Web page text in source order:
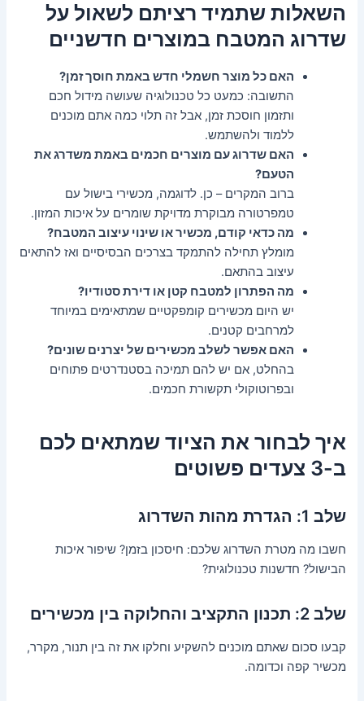
השאלות שתמיד רציתם לשאול על
שדרוג המטבח במוצרים חדשניים
האם כל מוצר חשמלי חדש באמת חוסך זמן?
התשובה: כמעט כל טכנולוגיה שעושה מידול חכם
ותזמון חוסכת זמן, אבל זה תלוי כמה אתם מוכנים
ללמוד ולהשתמש.
האם שדרוג עם מוצרים חכמים באמת משדרג את
הטעם?
ברוב המקרים – כן. לדוגמה, מכשירי בישול עם
טמפרטורה מבוקרת מדויקת שומרים על איכות המזון.
מה כדאי קודם, מכשיר או שינוי עיצוב המטבח?
מומלץ תחילה להתמקד בצרכים הבסיסיים ואז להתאים
עיצוב בהתאם.
מה הפתרון למטבח קטן או דירת סטודיו?
יש היום מכשירים קומפקטיים שמתאימים במיוחד
למרחבים קטנים.
האם אפשר לשלב מכשירים של יצרנים שונים?
בהחלט, אם יש להם תמיכה בסטנדרטים פתוחים
ובפרוטוקולי תקשורת חכמים.
איך לבחור את הציוד שמתאים לכם
ב-3 צעדים פשוטים
שלב 1: הגדרת מהות השדרוג
חשבו מה מטרת השדרוג שלכם: חיסכון בזמן? שיפור איכות
הבישול? חדשנות טכנולוגית?
שלב 2: תכנון התקציב והחלוקה בין מכשירים
קבעו סכום שאתם מוכנים להשקיע וחלקו את זה בין תנור, מקרר,
מכשיר קפה וכדומה.